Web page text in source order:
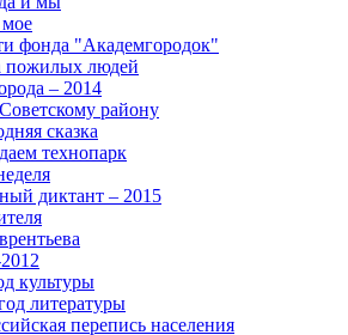
мое
фонда "Академгородок"
пожилых людей
– 2014
району
сказка
технопарк
диктант – 2015
культуры
литературы
перепись населения